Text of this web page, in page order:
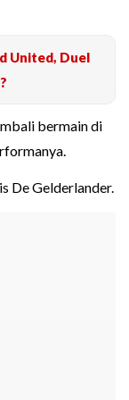
United, Duel
bermain di
De Gelderlander.